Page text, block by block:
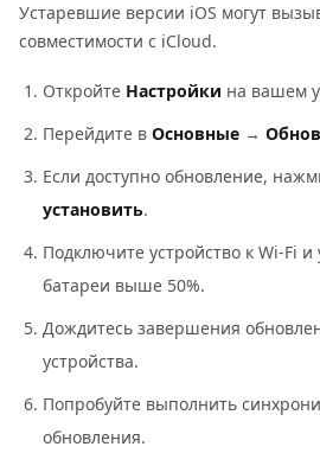
Устаревшие версии iOS могут
совместимости с iCloud.
Откройте Настройки на вашем
Перейдите в Основные →
Если доступно обновление,
установить.
Подключите устройство к Wi-Fi и
батареи выше 50%.
Дождитесь завершения
устройства.
Попробуйте выполнить
обновления.